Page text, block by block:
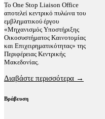
Το One Stop Liaison Office
αποτελεί κεντρικό πυλώνα του
εμβληματικού έργου
«Μηχανισμός Υποστήριξης
Οικοσυστήματος Καινοτομίας
και Επιχειρηματικότητας» της
Περιφέρειας Κεντρικής
Μακεδονίας.
Διαβάστε περισσότερα →
Βράβευση